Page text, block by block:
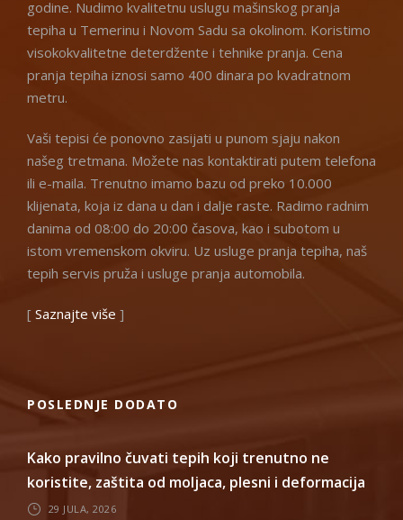
godine. Nudimo kvalitetnu uslugu mašinskog pranja
tepiha u Temerinu i Novom Sadu sa okolinom. Koristimo
visokokvalitetne deterdžente i tehnike pranja. Cena
pranja tepiha iznosi samo 400 dinara po kvadratnom
metru.
Vaši tepisi će ponovno zasijati u punom sjaju nakon
našeg tretmana. Možete nas kontaktirati putem telefona
ili e-maila. Trenutno imamo bazu od preko 10.000
klijenata, koja iz dana u dan i dalje raste. Radimo radnim
danima od 08:00 do 20:00 časova, kao i subotom u
istom vremenskom okviru. Uz usluge pranja tepiha, naš
tepih servis pruža i usluge pranja automobila.
[ Saznajte više ]
POSLEDNJE DODATO
Kako pravilno čuvati tepih koji trenutno ne
koristite, zaštita od moljaca, plesni i deformacija
29 JULA, 2026